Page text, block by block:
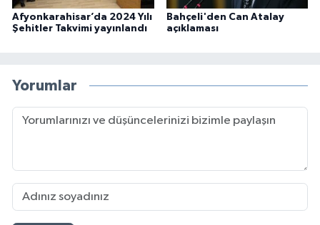
Afyonkarahisar’da 2024 Yılı
Şehitler Takvimi yayınlandı
Bahçeli'den Can Atalay
açıklaması
Yorumlar